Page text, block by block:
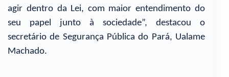
agir dentro da Lei, com maior entendimento do
seu papel junto à sociedade”, destacou o
secretário de Segurança Pública do Pará, Ualame
Machado.